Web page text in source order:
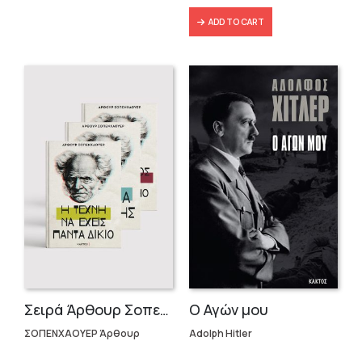
ADD TO CART
Σειρά Άρθουρ Σοπενχάουερ (3 βιβλία)
ΣΟΠΕΝΧΑΟΥΕΡ Άρθουρ
Ο Αγών μου
Adolph Hitler